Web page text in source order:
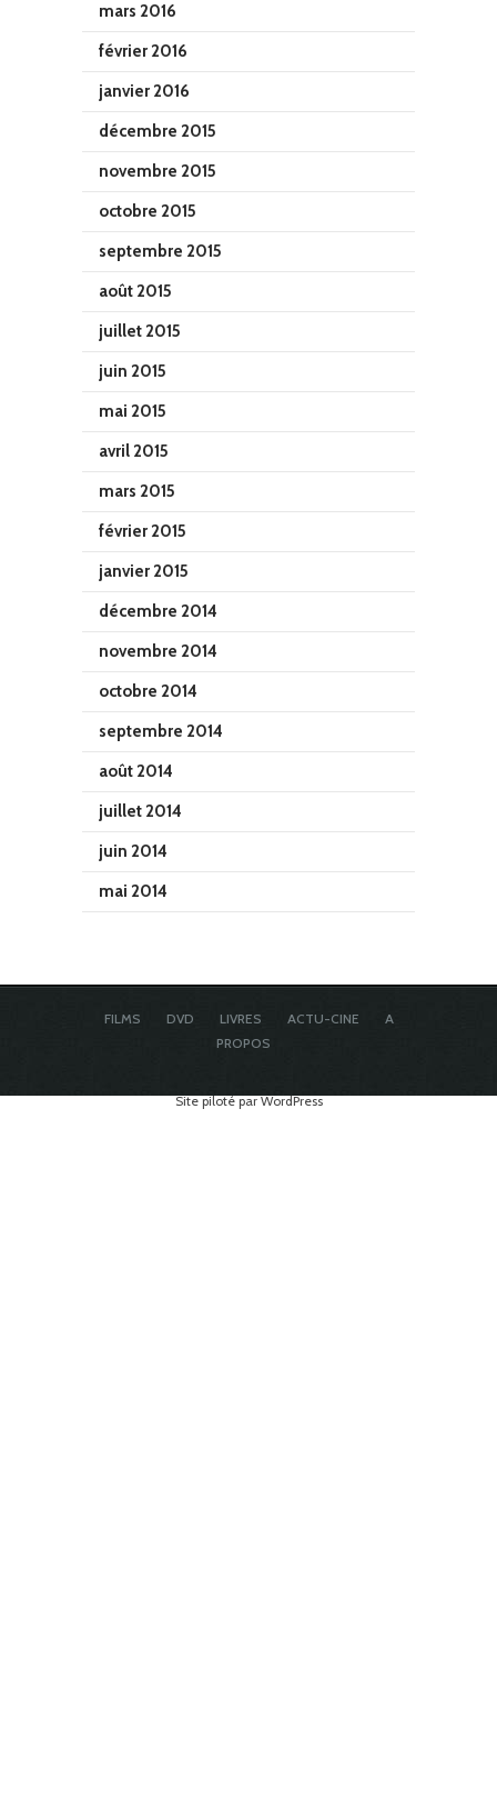
mars 2016
février 2016
janvier 2016
décembre 2015
novembre 2015
octobre 2015
septembre 2015
août 2015
juillet 2015
juin 2015
mai 2015
avril 2015
mars 2015
février 2015
janvier 2015
décembre 2014
novembre 2014
octobre 2014
septembre 2014
août 2014
juillet 2014
juin 2014
mai 2014
FILMS DVD LIVRES ACTU-CINE
A
PROPOS
Site piloté par WordPress